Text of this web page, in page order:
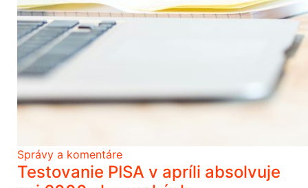
Správy a komentáre
Testovanie PISA v apríli absolvuje